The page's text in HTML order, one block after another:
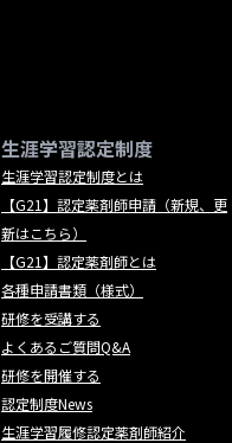
生涯学習認定制度
生涯学習認定制度とは
【G21】認定薬剤師申請（新規、更
新はこちら）
【G21】認定薬剤師とは
各種申請書類（様式）
研修を受講する
よくあるご質問Q&A
研修を開催する
認定制度News
生涯学習履修認定薬剤師紹介